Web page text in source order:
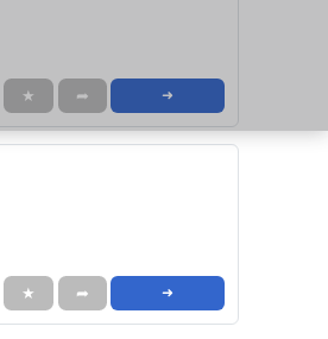
★ ➦ ➜
★ ➦ ➜